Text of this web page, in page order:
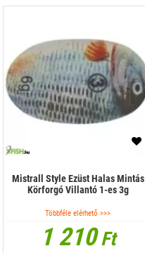
Mistrall Style Ezüst Halas Mintás
Körforgó Villantó 1-es 3g
Többféle elérhető >>>
1 210Ft